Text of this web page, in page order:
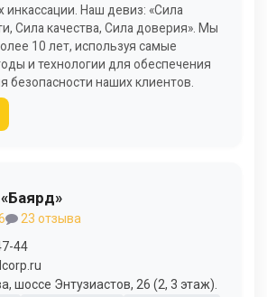
инкассации. Наш девиз: «Сила
Сила качества, Сила доверия». Мы
10 лет, используя самые
и технологии для обеспечения
безопасности наших клиентов.
23 отзыва
44
шоссе Энтузиастов, 26 (2, 3 этаж).